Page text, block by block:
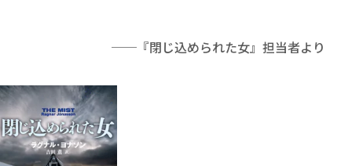
──『閉じ込められた女』担当者より